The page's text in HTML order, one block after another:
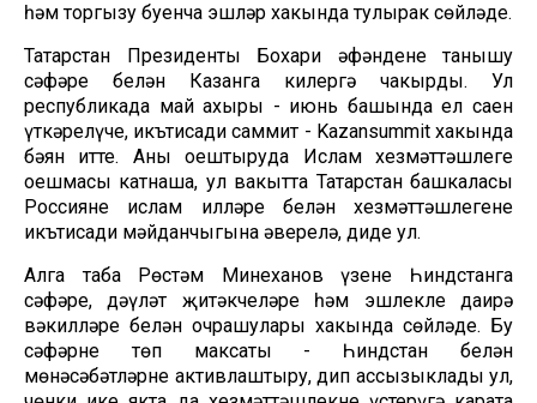
һәм торгызу буенча эшләр хакында тулырак сөйләде.
Татарстан Президенты Бохари әфәндене танышу
сәфәре белән Казанга килергә чакырды. Ул
республикада май ахыры - июнь башында ел саен
үткәрелүче, икътисади саммит - Kazansummit хакында
бәян итте. Аны оештыруда Ислам хезмәттәшлеге
оешмасы катнаша, ул вакытта Татарстан башкаласы
Россиянең ислам илләре белән хезмәттәшлегенең
икътисади мәйданчыгына әверелә, диде ул.
Алга таба Рөстәм Миңнеханов үзенең Һиндстанга
сәфәре, дәүләт җитәкчеләре һәм эшлекле даирә
вәкилләре белән очрашулары хакында сөйләде. Бу
сәфәрнең төп максаты - Һиндстан белән
мөнәсәбәтләрне активлаштыру, дип ассызыклады ул,